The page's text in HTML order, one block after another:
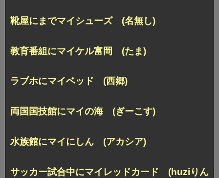
靴屋にまでマイシューズ (名無し)
教育番組にマイケル富岡 (たま)
ラブホにマイベッド (西郷)
両国国技館にマイの海 (ぎーこす)
水族館にマイにしん (アカシア)
サッカー試合中にマイレッドカード (huziりん